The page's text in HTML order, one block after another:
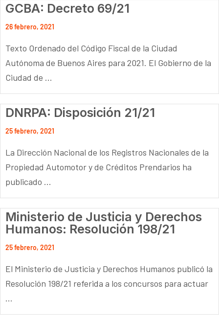
GCBA: Decreto 69/21
26 febrero, 2021
Texto Ordenado del Código Fiscal de la Ciudad
Autónoma de Buenos Aires para 2021. El Gobierno de la
Ciudad de ...
DNRPA: Disposición 21/21
25 febrero, 2021
La Dirección Nacional de los Registros Nacionales de la
Propiedad Automotor y de Créditos Prendarios ha
publicado ...
Ministerio de Justicia y Derechos
Humanos: Resolución 198/21
25 febrero, 2021
El Ministerio de Justicia y Derechos Humanos publicó la
Resolución 198/21 referida a los concursos para actuar
...